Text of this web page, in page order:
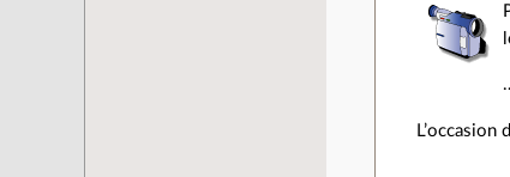
L’occasion